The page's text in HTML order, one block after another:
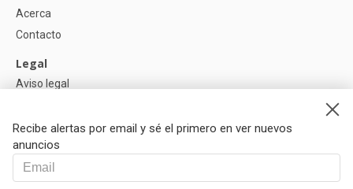
Recibe alertas por email y sé el primero en ver nuevos
anuncios
Acerca
Contacto
Legal
Aviso legal
Política de Cookies
Ayuda
Preguntas